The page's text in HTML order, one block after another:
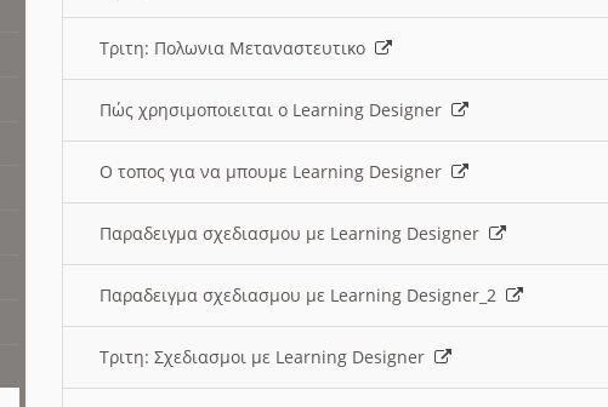
Τριτη: Πολωνια Μεταναστευτικο
Πώς χρησιμοποιειται ο Learning Designer
O τοπος για να μπουμε Learning Designer
Παραδειγμα σχεδιασμου με Learning Designer
Παραδειγμα σχεδιασμου με Learning Designer_2
Τριτη: Σχεδιασμοι με Learning Designer